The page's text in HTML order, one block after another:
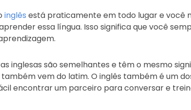
inglês está praticamente em todo lugar e você
essa língua. Isso significa que você
inglesas são semelhantes e têm o mesmo
vem do latim. O inglês também é um
encontrar um parceiro para conversar e